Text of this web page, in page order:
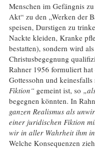
Menschen im Gefängnis
Akt“ zu den „Werken der
speisen, Durstigen zu
Nackte kleiden, Kranke
bestatten), sondern wird
Christusbegegnung
Rahner 1956 formuliert
Gottessohn und keinesfalls
Fiktion“gemeint ist, so
begegnen könnten. In
ganzen Realismus als
einer juridischen Fiktion
wir in aller Wahrheit ihm
Welche Konsequenzen